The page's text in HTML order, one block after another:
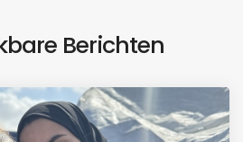
Berichten